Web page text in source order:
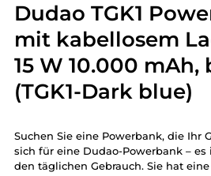
Dudao TGK1
mit kabellosem
15 W 10.000 mAh,
(TGK1-Dark blue)
Suchen Sie eine Powerbank, die Ihr
sich für eine Dudao-Powerbank –
den täglichen Gebrauch. Sie hat